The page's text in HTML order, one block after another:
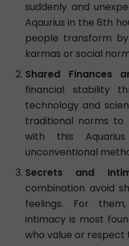
suddenly and
Aqaurius in the 8th
people transform
karmas or social
Shared Finances
financial stability
technology and
traditional norms to
with this
unconventional
Secrets and
combination avoid
feelings. For
intimacy is most
who value or respect